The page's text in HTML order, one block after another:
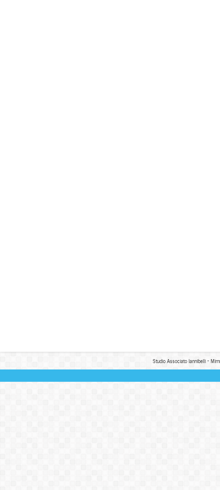
Studio Associato Iannibelli -